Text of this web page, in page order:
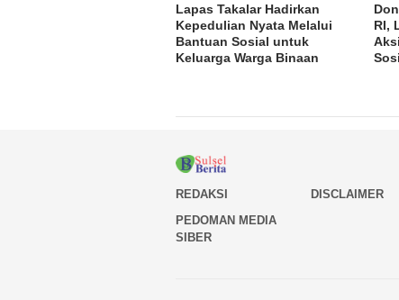
Lapas Takalar Hadirkan
Kepedulian Nyata Melalui
Bantuan Sosial untuk
Keluarga Warga Binaan
RI,
REDAKSI DISCLAIMER
PEDOMAN MEDIA
SIBER